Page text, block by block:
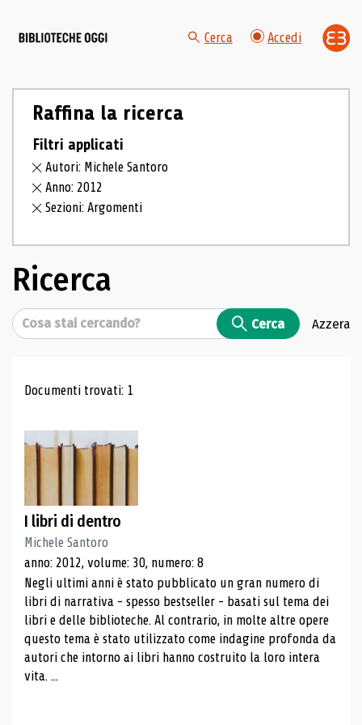
Cerca Accedi
Raffina la ricerca
Filtri applicati
Autori: Michele Santoro
Anno: 2012
Sezioni: Argomenti
Ricerca
Cerca Cerca Azzera
Risultati di ricerca
Documenti trovati: 1
I libri di dentro
Michele Santoro
anno: 2012, volume: 30, numero: 8
Negli ultimi anni è stato pubblicato un gran numero di
libri di narrativa - spesso bestseller - basati sul tema dei
libri e delle biblioteche. Al contrario, in molte altre opere
questo tema è stato utilizzato come indagine profonda da
autori che intorno ai libri hanno costruito la loro intera
vita. ...